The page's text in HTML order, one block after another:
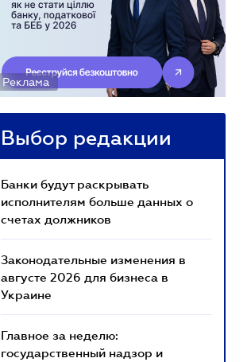
Реклама
Выбор редакции
Банки будут раскрывать
исполнителям больше данных о
счетах должников
Законодательные изменения в
августе 2026 для бизнеса в
Украине
Главное за неделю:
государственный надзор и